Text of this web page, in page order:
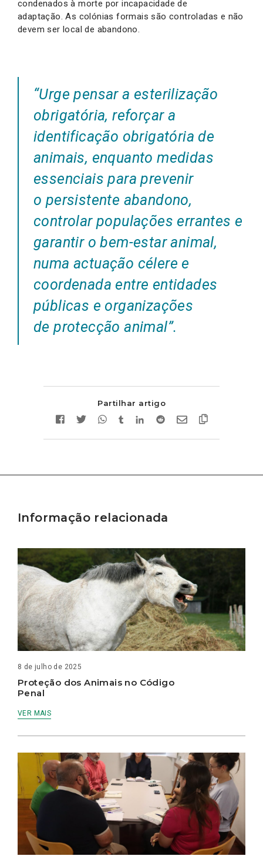
condenados à morte por incapacidade de
adaptação. As colónias formais são controladas e não
devem ser local de abandono.
“Urge pensar a esterilização
obrigatória, reforçar a
identificação obrigatória de
animais, enquanto medidas
essenciais para prevenir
o persistente abandono,
controlar populações errantes e
garantir o bem-estar animal,
numa actuação célere e
coordenada entre entidades
públicas e organizações
de protecção animal”.
Partilhar artigo
Informação relacionada
8 de julho de 2025
Proteção dos Animais no Código
Penal
VER MAIS